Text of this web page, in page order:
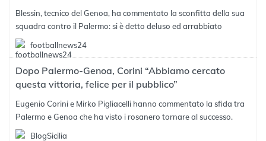
Blessin, tecnico del Genoa, ha commentato la sconfitta della sua
squadra contro il Palermo: si è detto deluso ed arrabbiato
footballnews24
Dopo Palermo-Genoa, Corini “Abbiamo cercato
questa vittoria, felice per il pubblico”
Eugenio Corini e Mirko Pigliacelli hanno commentato la sfida tra
Palermo e Genoa che ha visto i rosanero tornare al successo.
BlogSicilia